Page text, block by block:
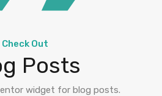
Check Out
Posts
widget for blog posts.